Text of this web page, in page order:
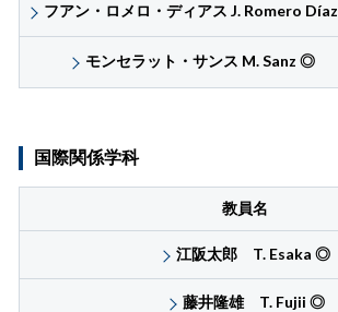
フアン・ロメロ・ディアス J. Romero Díaz
モンセラット・サンス M. Sanz ◎
国際関係学科
教員名
江阪太郎 T. Esaka ◎
藤井隆雄 T. Fujii ◎